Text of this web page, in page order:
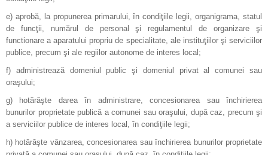
e) aprobă, la propunerea primarului, în condiţiile legii, organigrama, statul
de funcţii, numărul de personal şi regulamentul de organizare şi
functionare a aparatului propriu de specialitate, ale instituţiilor şi serviciilor
publice, precum şi ale regiilor autonome de interes local;
f) administrează domeniul public şi domeniul privat al comunei sau
oraşului;
g) hotărăşte darea în administrare, concesionarea sau închirierea
bunurilor proprietate publică a comunei sau oraşului, după caz, precum şi
a serviciilor publice de interes local, în condiţiile legii;
h) hotărăşte vânzarea, concesionarea sau închirierea bunurilor proprietate